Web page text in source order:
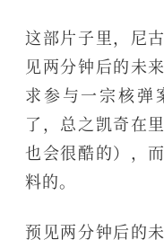
这部片子里，尼
见两分钟后的未
求参与一宗核
了，总之凯奇在
也会很酷的），
料的。
预见两分钟后的